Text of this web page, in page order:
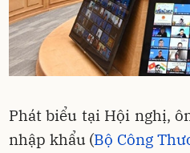
Phát biểu tại Hội nghị,
nhập khẩu (Bộ Công